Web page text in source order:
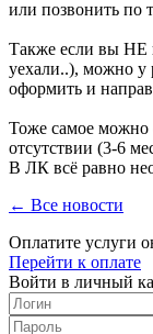
или позвонить по
Также если вы НЕ
уехали..), можно у
оформить и
Тоже самое можно
отсутствии (3-6
В ЛК всё равно
← Все новости
Оплатите услуги
Перейти к оплате
Войти в личный